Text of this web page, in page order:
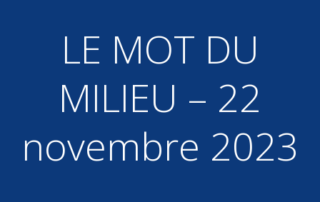
LE MOT DU
MILIEU – 22
novembre 2023